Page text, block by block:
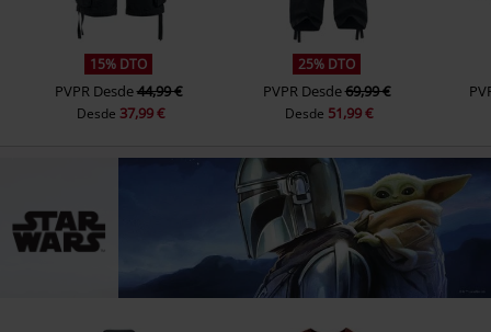
15% DTO
PVPR Desde44,99 €
Desde 37,99 €
25% DTO
PVPR Desde69,99 €
Desde 51,99 €